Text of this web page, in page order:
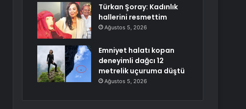
Türkan Şoray: Kadınlık
hallerini resmettim
Ağustos 5, 2026
Emniyet halatı kopan
deneyimli dağcı 12
metrelik uçuruma düştü
Ağustos 5, 2026